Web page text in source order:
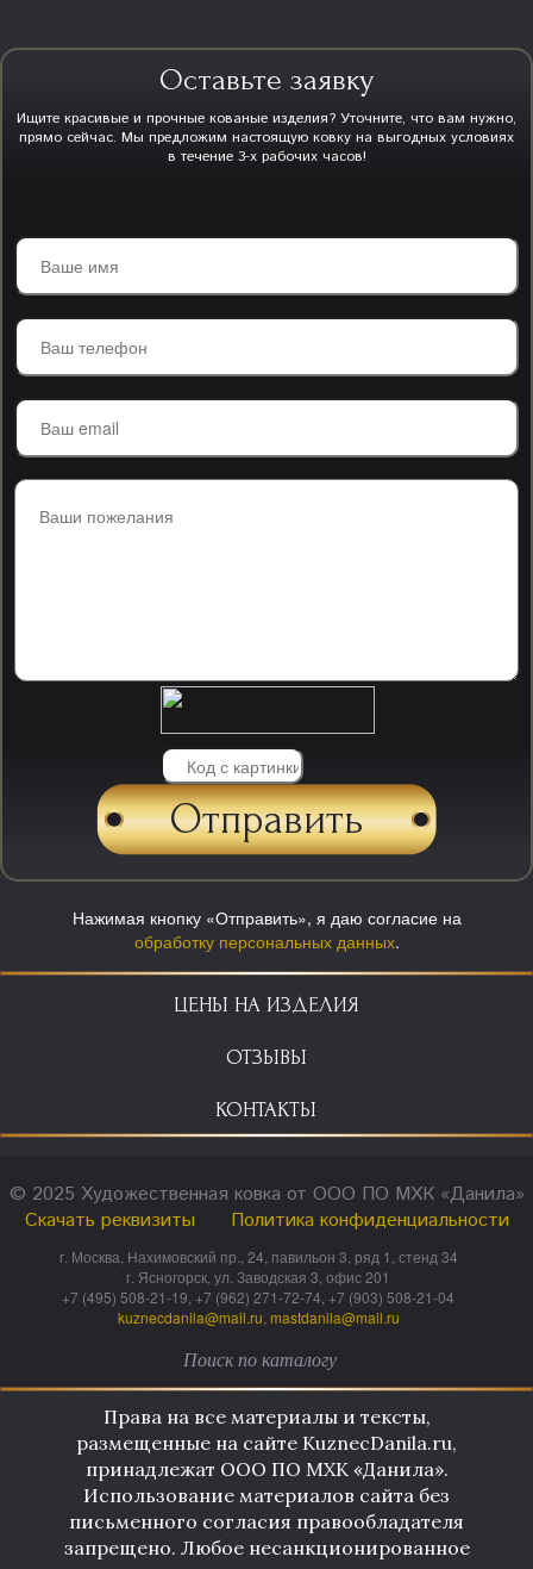
Оставьте заявку
Ищите красивые и прочные кованые изделия? Уточните, что вам нужно,
прямо сейчас. Мы предложим настоящую ковку на выгодных условиях
в течение 3-х рабочих часов!
Нажимая кнопку «Отправить», я даю согласие на
обработку персональных данных.
ЦЕНЫ НА ИЗДЕЛИЯ
ОТЗЫВЫ
КОНТАКТЫ
© 2025 Художественная ковка от ООО ПО МХК «Данила»
Скачать реквизиты
Политика конфиденциальности
г. Москва, Нахимовский пр., 24, павильон 3, ряд 1, стенд 34
г. Ясногорск, ул. Заводская 3, офис 201
+7 (495) 508-21-19, +7 (962) 271-72-74, +7 (903) 508-21-04
kuznecdanila@mail.ru mastdanila@mail.ru
Права на все материалы и тексты,
размещенные на сайте KuznecDanila.ru,
принадлежат ООО ПО МХК «Данила».
Использование материалов сайта без
письменного согласия правообладателя
запрещено. Любое несанкционированное